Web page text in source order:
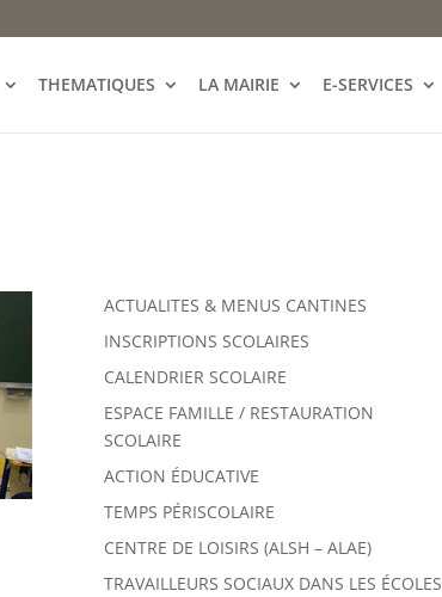
THEMATIQUES LA MAIRIE E-SERVICES
ACTUALITES & MENUS CANTINES
INSCRIPTIONS SCOLAIRES
CALENDRIER SCOLAIRE
ESPACE FAMILLE / RESTAURATION
SCOLAIRE
ACTION ÉDUCATIVE
TEMPS PÉRISCOLAIRE
CENTRE DE LOISIRS (ALSH – ALAE)
TRAVAILLEURS SOCIAUX DANS LES ÉCOLES